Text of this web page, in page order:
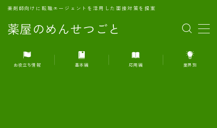
薬屋のめんせつごと
薬剤師向けに転職エージェントを活用した面接対策を提案
MENU
1.転職エージェントとは何か？
お役立ち情報 基本編 応用編 業界別